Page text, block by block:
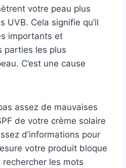
votre peau plus
UVB. Cela signifie qu’il
importants et
parties les plus
C’est une cause
assez de mauvaises
de votre crème solaire
d’informations pour
votre produit bloque
rechercher les mots